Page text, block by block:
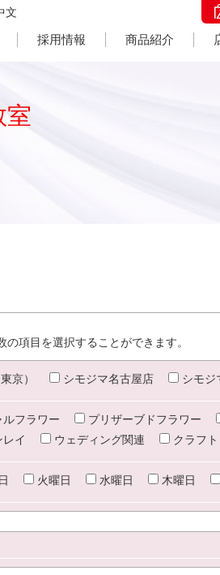
文
採用情報 商品紹介
室
項目を選択することができます。
京） シモジマ名古屋店 シモジ
フラワー プリザーブドフラワー
イ
ウェディング関連 クラフト
火曜日 水曜日 木曜日